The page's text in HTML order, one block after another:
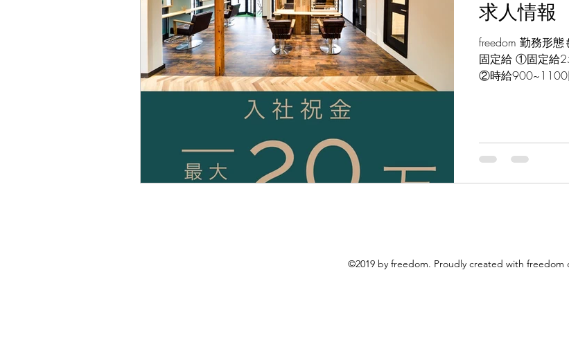
求人情報
freedom 勤務形
固定給 ①固定給
②時給900~1100
©2019 by freedom. Proudly created with freedom